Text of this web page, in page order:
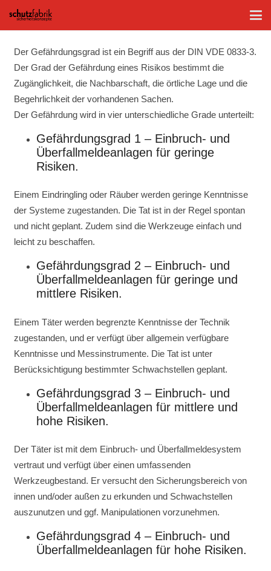
Der Gefährdungsgrad ist ein Begriff aus der DIN VDE 0833-3.
Der Grad der Gefährdung eines Risikos bestimmt die
Zugänglichkeit, die Nachbarschaft, die örtliche Lage und die
Begehrlichkeit der vorhandenen Sachen.
Der Gefährdung wird in vier unterschiedliche Grade unterteilt:
Gefährdungsgrad 1 – Einbruch- und
Überfallmeldeanlagen für geringe
Risiken.
Einem Eindringling oder Räuber werden geringe Kenntnisse
der Systeme zugestanden. Die Tat ist in der Regel spontan
und nicht geplant. Zudem sind die Werkzeuge einfach und
leicht zu beschaffen.
Gefährdungsgrad 2 – Einbruch- und
Überfallmeldeanlagen für geringe und
mittlere Risiken.
Einem Täter werden begrenzte Kenntnisse der Technik
zugestanden, und er verfügt über allgemein verfügbare
Kenntnisse und Messinstrumente. Die Tat ist unter
Berücksichtigung bestimmter Schwachstellen geplant.
Gefährdungsgrad 3 – Einbruch- und
Überfallmeldeanlagen für mittlere und
hohe Risiken.
Der Täter ist mit dem Einbruch- und Überfallmeldesystem
vertraut und verfügt über einen umfassenden
Werkzeugbestand. Er versucht den Sicherungsbereich von
innen und/oder außen zu erkunden und Schwachstellen
auszunutzen und ggf. Manipulationen vorzunehmen.
Gefährdungsgrad 4 – Einbruch- und
Überfallmeldeanlagen für hohe Risiken.